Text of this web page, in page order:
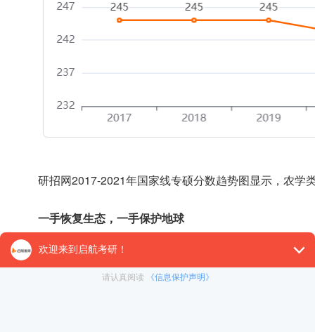
研招网2017-2021年国家线专硕分数趋势图显示，农学
一手恢复生态，一手保护地球
风景园林学的核心是“城市环境的绿色生物系统工程”和
父，F. L.Olmsted (奥尔姆斯特德)在1858年提出来的。在